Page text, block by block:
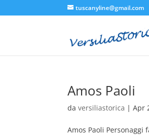
tuscanyline@gmail.com
Amos Paoli
daversiliastorica |Apr
Amos Paoli Personaggi